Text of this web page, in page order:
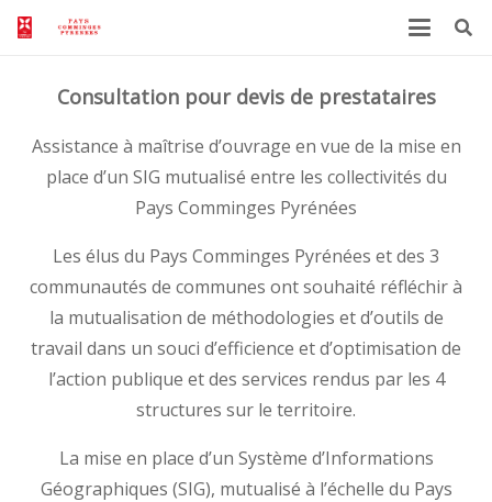
Consultation pour devis de prestataires
Assistance à maîtrise d’ouvrage en vue de la mise en
place d’un SIG mutualisé entre les collectivités du
Pays Comminges Pyrénées
Les élus du Pays Comminges Pyrénées et des 3
communautés de communes ont souhaité réfléchir à
la mutualisation de méthodologies et d’outils de
travail dans un souci d’efficience et d’optimisation de
l’action publique et des services rendus par les 4
structures sur le territoire.
La mise en place d’un Système d’Informations
Géographiques (SIG), mutualisé à l’échelle du Pays